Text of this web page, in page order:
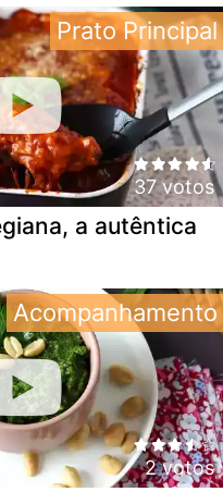
37 votos
a autêntica
Prato Principal
2 votos
Acompanhamento